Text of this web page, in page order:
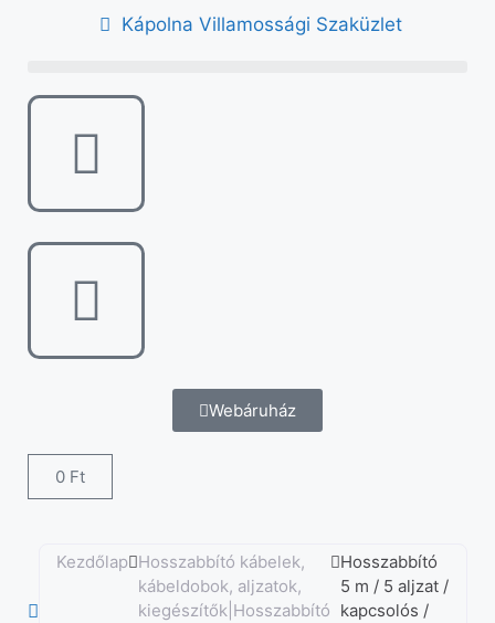
Kápolna Villamossági Szaküzlet
Webáruház
0 Ft
Kezdőlap Hosszabbító kábelek,
kábeldobok, aljzatok,
kiegészítők|Hosszabbító
Hosszabbító
5 m / 5 aljzat /
kapcsolós /